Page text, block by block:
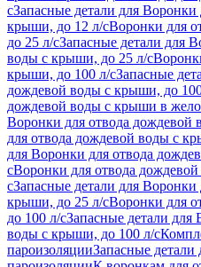
сЗапасные детали для
крыши, до 12 л/сВоронки для
до 25 л/сЗапасные детали для
воды с крыши, до 25 л/с
крыши, до 100 л/сЗапасные
дождевой воды с крыши, до
дождевой воды с крыши в
Воронки для отвода
для отвода дождевой воды с
для Воронки для отвода
сВоронки для отвода
сЗапасные детали для
крыши, до 25 л/сВоронки для
до 100 л/сЗапасные детали для
воды с крыши, до 100 л/с
пароизоляцииЗапасные